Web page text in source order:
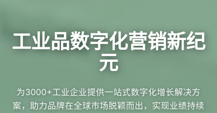
工业品数字化营销新纪
元
为3000+工业企业提供一站式数字化增长解决方
案，助力品牌在全球市场脱颖而出，实现业绩持续